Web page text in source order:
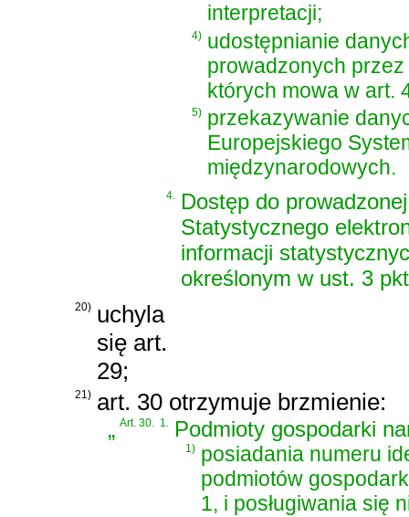
interpretacji;
4) udostępnianie
prowadzonych
których mowa w art.
5) przekazywanie
Europejskiego
międzynarodowych.
4. Dostęp do
Statystycznego
informacji
określonym w ust. 3
20) uchyla
się art.
29;
21) art. 30 otrzymuje brzmienie:
„Art. 30. 1. Podmioty gospodarki
1) posiadania numeru
podmiotów
1, i posługiwania się